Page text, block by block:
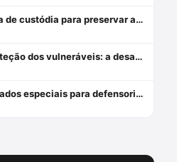
A importância da cadeia de custódia para preservar a prova penal
O microssistema de proteção dos vulneráveis: a desafiante missão do STJ
Prazo em dobro nos juizados especiais para defensorias públicas